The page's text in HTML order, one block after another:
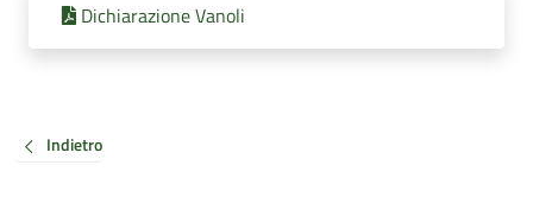
Dichiarazione Vanoli
Indietro